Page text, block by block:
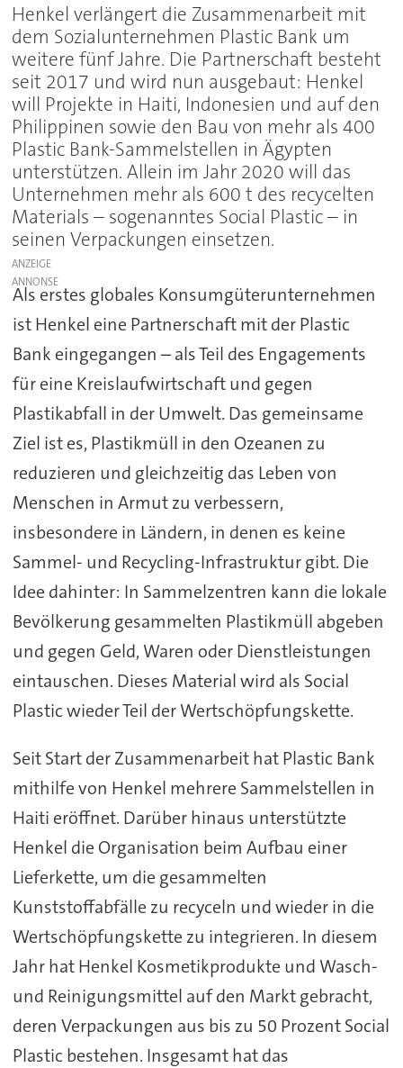
Henkel verlängert die Zusammenarbeit mit
dem Sozialunternehmen Plastic Bank um
weitere fünf Jahre. Die Partnerschaft besteht
seit 2017 und wird nun ausgebaut: Henkel
will Projekte in Haiti, Indonesien und auf den
Philippinen sowie den Bau von mehr als 400
Plastic Bank-Sammelstellen in Ägypten
unterstützen. Allein im Jahr 2020 will das
Unternehmen mehr als 600 t des recycelten
Materials – sogenanntes Social Plastic – in
seinen Verpackungen einsetzen.
ANZEIGE
Als erstes globales Konsumgüterunternehmen
ist Henkel eine Partnerschaft mit der Plastic
Bank eingegangen – als Teil des Engagements
für eine Kreislaufwirtschaft und gegen
Plastikabfall in der Umwelt. Das gemeinsame
Ziel ist es, Plastikmüll in den Ozeanen zu
reduzieren und gleichzeitig das Leben von
Menschen in Armut zu verbessern,
insbesondere in Ländern, in denen es keine
Sammel- und Recycling-Infrastruktur gibt. Die
Idee dahinter: In Sammelzentren kann die lokale
Bevölkerung gesammelten Plastikmüll abgeben
und gegen Geld, Waren oder Dienstleistungen
eintauschen. Dieses Material wird als Social
Plastic wieder Teil der Wertschöpfungskette.
Seit Start der Zusammenarbeit hat Plastic Bank
mithilfe von Henkel mehrere Sammelstellen in
Haiti eröffnet. Darüber hinaus unterstützte
Henkel die Organisation beim Aufbau einer
Lieferkette, um die gesammelten
Kunststoffabfälle zu recyceln und wieder in die
Wertschöpfungskette zu integrieren. In diesem
Jahr hat Henkel Kosmetikprodukte und Wasch-
und Reinigungsmittel auf den Markt gebracht,
deren Verpackungen aus bis zu 50 Prozent Social
Plastic bestehen. Insgesamt hat das